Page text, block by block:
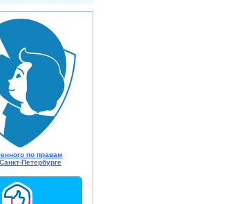
по правам
Петербурге